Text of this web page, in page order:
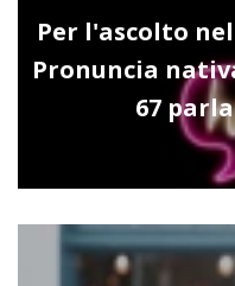
Per l'ascolto
Pronuncia
67